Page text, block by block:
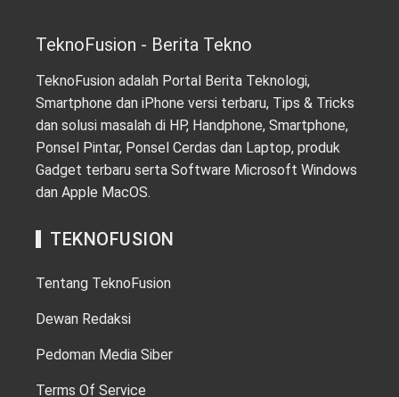
TeknoFusion - Berita Tekno
TeknoFusion adalah Portal Berita Teknologi,
Smartphone dan iPhone versi terbaru, Tips & Tricks
dan solusi masalah di HP, Handphone, Smartphone,
Ponsel Pintar, Ponsel Cerdas dan Laptop, produk
Gadget terbaru serta Software Microsoft Windows
dan Apple MacOS.
TEKNOFUSION
Tentang TeknoFusion
Dewan Redaksi
Pedoman Media Siber
Terms Of Service